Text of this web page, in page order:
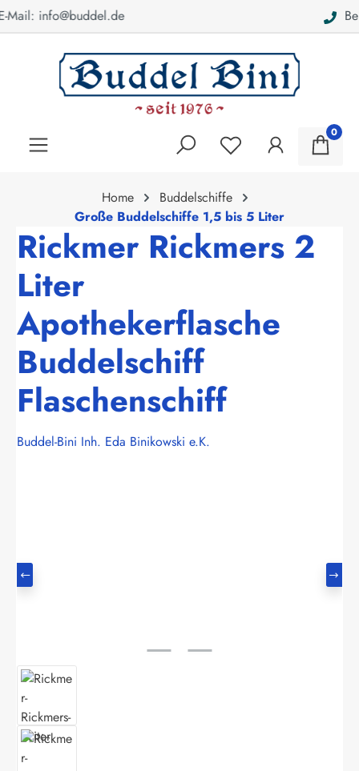
springen Bei Fragen: 040 - 46 28 52
0
Home
Buddelschiffe
Große Buddelschiffe 1,5 bis 5 Liter
Rickmer Rickmers 2
Liter
Apothekerflasche
Buddelschiff
Flaschenschiff
Buddel-Bini Inh. Eda Binikowski e.K.